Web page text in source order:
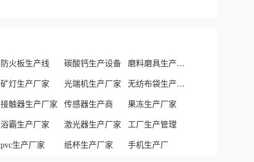
防火板生产线 碳酸钙生产设备 磨料磨具生产厂家
矿灯生产厂家 光端机生产厂家 无纺布袋生产厂家
接触器生产厂家 传感器生产商 果冻生产厂家
浴霸生产厂家 激光器生产厂家 工厂生产管理
pvc生产厂家 纸杯生产厂家 手机生产厂